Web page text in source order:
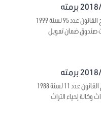
يتعلق بتنقيح القانون عدد 95 لسنة 1999
بإحداث صندوق ضمان تمويل
يتعلق بإتمام القانون عدد 11 لسنة 1988
المتعلق بإحداث وكالة إحياء التراث